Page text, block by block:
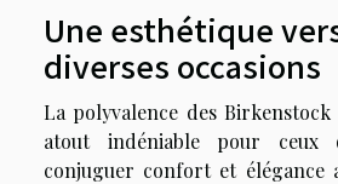
Une esthétique
diverses occasions
La polyvalence des
atout indéniable pour ceux
conjuguer confort et élégance